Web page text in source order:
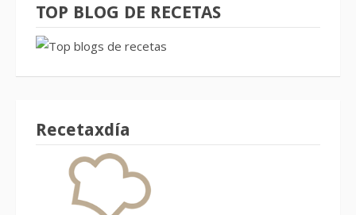
TOP BLOG DE RECETAS
Recetaxdía